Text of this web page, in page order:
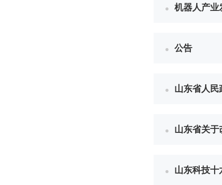
机器人产业
公告
山东省人民
山东省关
山东科技十